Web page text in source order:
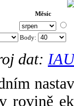
Měsíc
Body:
dat:
rovině